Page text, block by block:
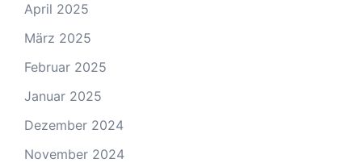
April 2025
März 2025
Februar 2025
Januar 2025
Dezember 2024
November 2024